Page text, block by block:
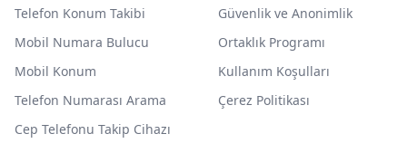
Telefon Konum Takibi
Mobil Numara Bulucu
Mobil Konum
Telefon Numarası Arama
Cep Telefonu Takip Cihazı
Güvenlik ve Anonimlik
Ortaklık Programı
Kullanım Koşulları
Çerez Politikası